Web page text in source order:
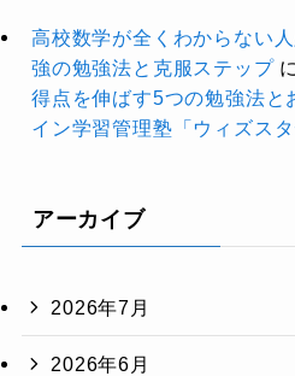
高校数学が全くわからない
強の勉強法と克服ステップ
得点を伸ばす5つの勉強法と
イン学習管理塾「ウィズスタ
アーカイブ
2026年7月
2026年6月